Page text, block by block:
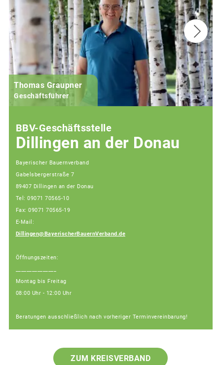
Thomas Graupner
Geschäftsführer
BBV-Geschäftsstelle
Dillingen an der Donau
Bayerischer Bauernverband
Gabelsbergerstraße 7
89407 Dillingen an der Donau
Tel: 09071 70565-10
Fax: 09071 70565-19
E-Mail:
Dillingen@BayerischerBauernVerband.de
Öffnungszeiten:
Montag bis Freitag
08:00 Uhr - 12:00 Uhr
Beratungen ausschließlich nach vorheriger Terminvereinbarung!
ZUM KREISVERBAND